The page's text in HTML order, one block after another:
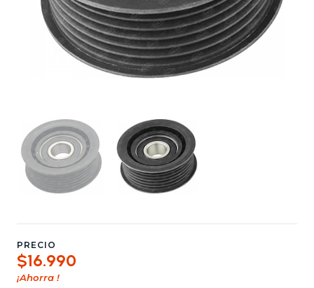
PRECIO
$16.990
¡Ahorra !